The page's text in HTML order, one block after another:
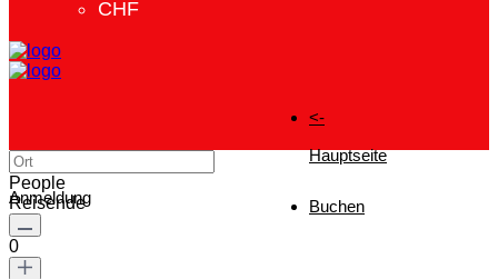
CHF
<-
Hauptseite
Buchen
Anmeldung
People
Reisende
0